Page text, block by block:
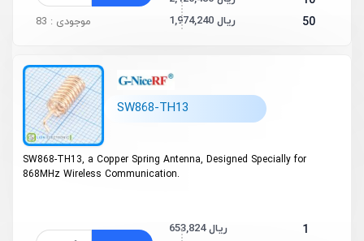
50 1,974,240 ریال موجودی : 83
SW868-TH13
SW868-TH13, a Copper Spring Antenna, Designed Specially for
868MHz Wireless Communication.
1 653,824 ریال